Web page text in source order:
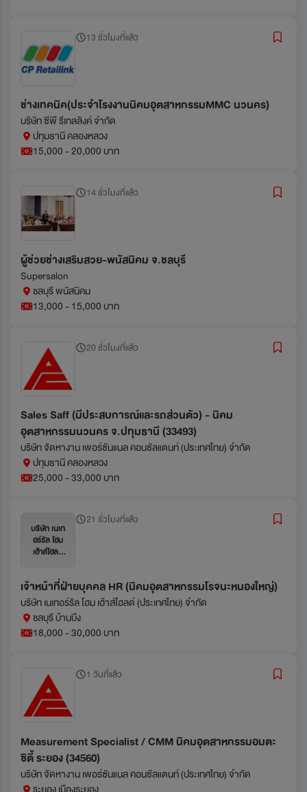
13 ชั่วโมงที่แล้ว
ช่างเทคนิค(ประจำโรงงานนิคมอุตสาหกรรมMMC นวนคร)
บริษัท ซีพี รีเทลลิงค์ จำกัด
ปทุมธานี คลองหลวง
15,000 - 20,000 บาท
14 ชั่วโมงที่แล้ว
ผู้ช่วยช่างเสริมสวย-พนัสนิคม จ.ชลบุรี
Supersalon
ชลบุรี พนัสนิคม
13,000 - 15,000 บาท
20 ชั่วโมงที่แล้ว
Sales Saff (มีประสบการณ์และรถส่วนตัว) - นิคม
อุตสาหกรรมนวนคร จ.ปทุมธานี (33493)
บริษัท จัดหางาน เพอร์ซันแนล คอนซัลแตนท์ (ประเทศไทย) จำกัด
ปทุมธานี คลองหลวง
25,000 - 33,000 บาท
บริษัท เนเท
อร์รัล โฮม
เฮ้าส์โฮลด์
21 ชั่วโมงที่แล้ว
เจ้าหน้าที่ฝ่ายบุคคล HR (นิคมอุตสาหกรรมโรจนะหนองใหญ่)
บริษัท เนเทอร์รัล โฮม เฮ้าส์โฮลด์ (ประเทศไทย) จำกัด
ชลบุรี บ้านบึง
18,000 - 30,000 บาท
1 วันที่แล้ว
Measurement Specialist / CMM นิคมอุตสาหกรรมอมตะ
ซิตี้ ระยอง (34560)
บริษัท จัดหางาน เพอร์ซันแนล คอนซัลแตนท์ (ประเทศไทย) จำกัด